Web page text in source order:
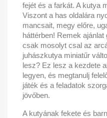
fejét és a farkát. A kutya
Viszont a has oldalára
mancsait, megy előre,
háttérben! Remek
csak mosolyt csal az
juhászkutya miniatűr
lesz? Ez lesz a kezdete
legyen, és megtanulj
játék és a feladatok
jövőben.
A kutyának fekete és